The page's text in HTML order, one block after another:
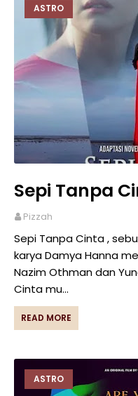
ASTRO
Sepi Tanpa
Pizzah
Sepi Tanpa Cinta ,
karya Damya Hanna
Nazim Othman dan
Cinta mu…
READ MORE
ASTRO